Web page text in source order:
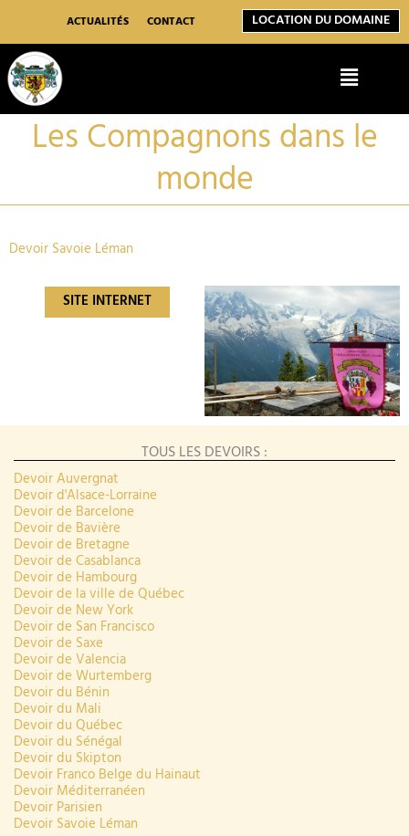
contenu
ACTUALITÉS CONTACT LOCATION DU DOMAINE
Menu
Les Compagnons dans le
monde
Devoir Savoie Léman
SITE INTERNET
TOUS LES DEVOIRS :
Devoir Auvergnat
Devoir d'Alsace-Lorraine
Devoir de Barcelone
Devoir de Bavière
Devoir de Bretagne
Devoir de Casablanca
Devoir de Hambourg
Devoir de la ville de Québec
Devoir de New York
Devoir de San Francisco
Devoir de Saxe
Devoir de Valencia
Devoir de Wurtemberg
Devoir du Bénin
Devoir du Mali
Devoir du Québec
Devoir du Sénégal
Devoir du Skipton
Devoir Franco Belge du Hainaut
Devoir Méditerranéen
Devoir Parisien
Devoir Savoie Léman